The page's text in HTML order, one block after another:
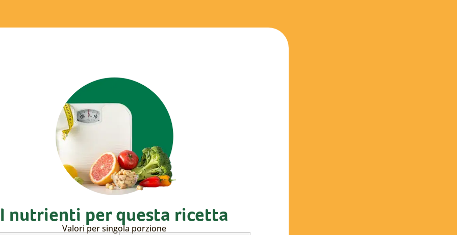
I nutrienti per questa ricetta
Valori per singola porzione